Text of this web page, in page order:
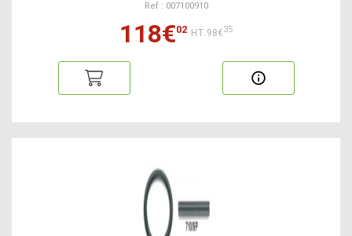
Ref : 007100910
118€02 HT:98€35